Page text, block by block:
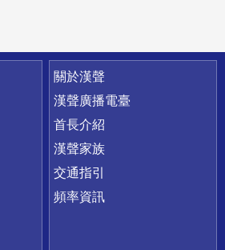
關於漢聲
漢聲廣播電臺
首長介紹
漢聲家族
交通指引
頻率資訊